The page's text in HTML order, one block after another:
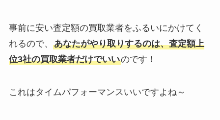
事前に安い査定額の買取業者をふるいにかけてく
れるので、 あなたがやり取りするのは、査定額上
位3社の買取業者だけでいいのです！
これはタイムパフォーマンスいいですよね～